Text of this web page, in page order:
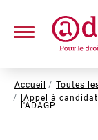
contenu
Fil
d'Ariane
Accueil
Toutes
[Appel à
l'ADAGP